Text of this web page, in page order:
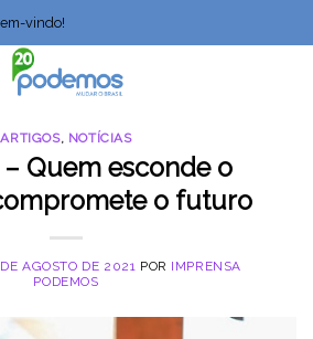
vindo!
ARTIGOS, NOTÍCIAS
– Quem esconde o
o futuro
AGOSTO DE 2021 POR IMPRENSA
PODEMOS